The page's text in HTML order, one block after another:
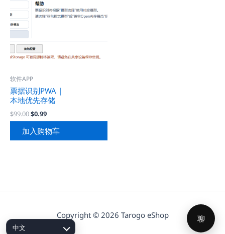
中文
软件APP
票据识别PWA |
本地优先存储
$99.00原
价
为：
$99.00。
$0.99当
前
价
格
加入购物车
Copyright © 2026 Tarogo eShop 聊